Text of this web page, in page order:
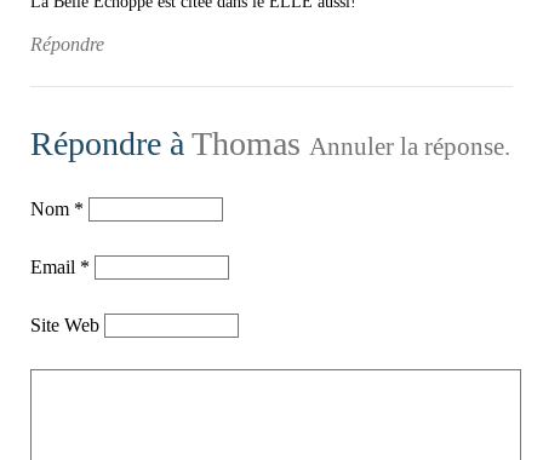
Répondre
Répondre à Thomas Annuler la réponse.
Nom *
Email *
Site Web